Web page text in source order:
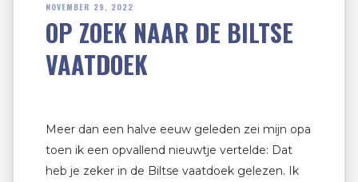
NOVEMBER 29, 2022
OP ZOEK NAAR DE BILTSE
VAATDOEK
Meer dan een halve eeuw geleden zei mijn opa
toen ik een opvallend nieuwtje vertelde: Dat
heb je zeker in de Biltse vaatdoek gelezen. Ik